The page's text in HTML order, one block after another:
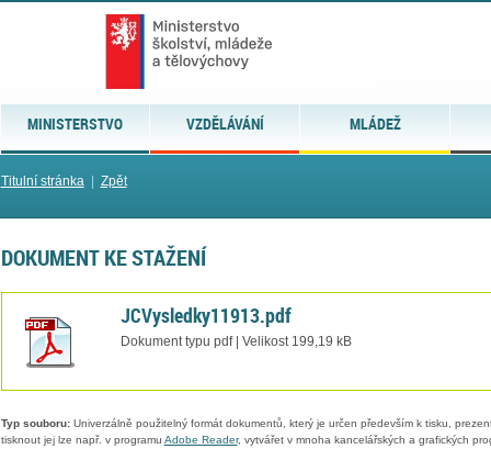
MINISTERSTVO VZDĚLÁVÁNÍ MLÁDEŽ
Titulní stránka| Zpět
DOKUMENT KE STAŽENÍ
JCVysledky11913.pdf
Dokument typu pdf | Velikost 199,19 kB
Typ souboru:Univerzálně použitelný formát dokumentů, který je určen především k tisku,
tisknout jej lze např. v programu Adobe Reader, vytvářet v mnoha kancelářských a grafických